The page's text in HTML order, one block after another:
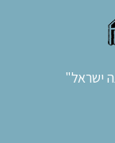
ישראל"